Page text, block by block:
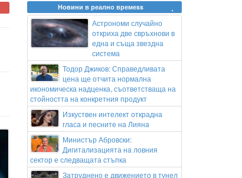
Новини в реално времеss
Астрономи случайно
откриха две свръхнови в
една и съща звездна
система
Тодор Джиков: Справедливата
цена ще отчита нормална
икономическа надценка, съответстваща на
стойността на конкретния продукт
Изкуствен интелект открадна
гласа и песните на Лияна
Министър Абровски:
Дигитализацията на ловния
сектор е следващата стъпка
Затруднено е движението в тунел